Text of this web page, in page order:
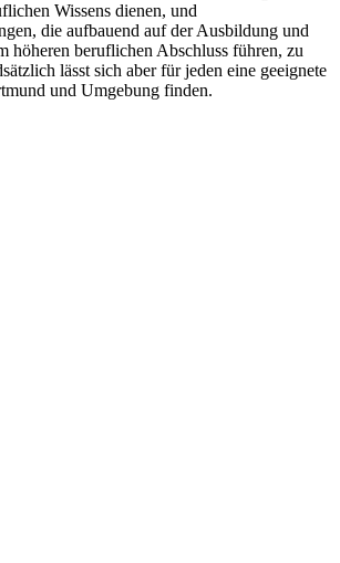
Wissens dienen, und
die aufbauend auf der Ausbildung und
höheren beruflichen Abschluss führen, zu
lässt sich aber für jeden eine geeignete
und Umgebung finden.